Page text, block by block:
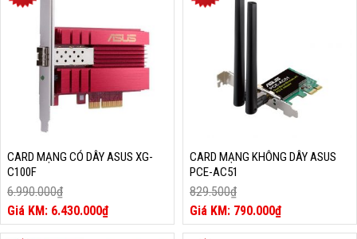
2.640.000₫.
CARD MẠNG CÓ DÂY ASUS XG-
C100F
6.990.000₫
Giá
gốc
6.430.000₫
Giá
CARD MẠNG KHÔNG DÂY ASUS
PCE-AC51
829.500₫
Giá
gốc
790.000₫
Giá